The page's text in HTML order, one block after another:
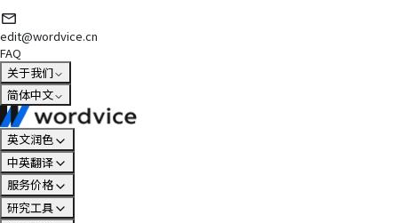
edit@wordvice.cn
FAQ
关于我们
简体中文
英文润色
中英翻译
服务价格
研究工具